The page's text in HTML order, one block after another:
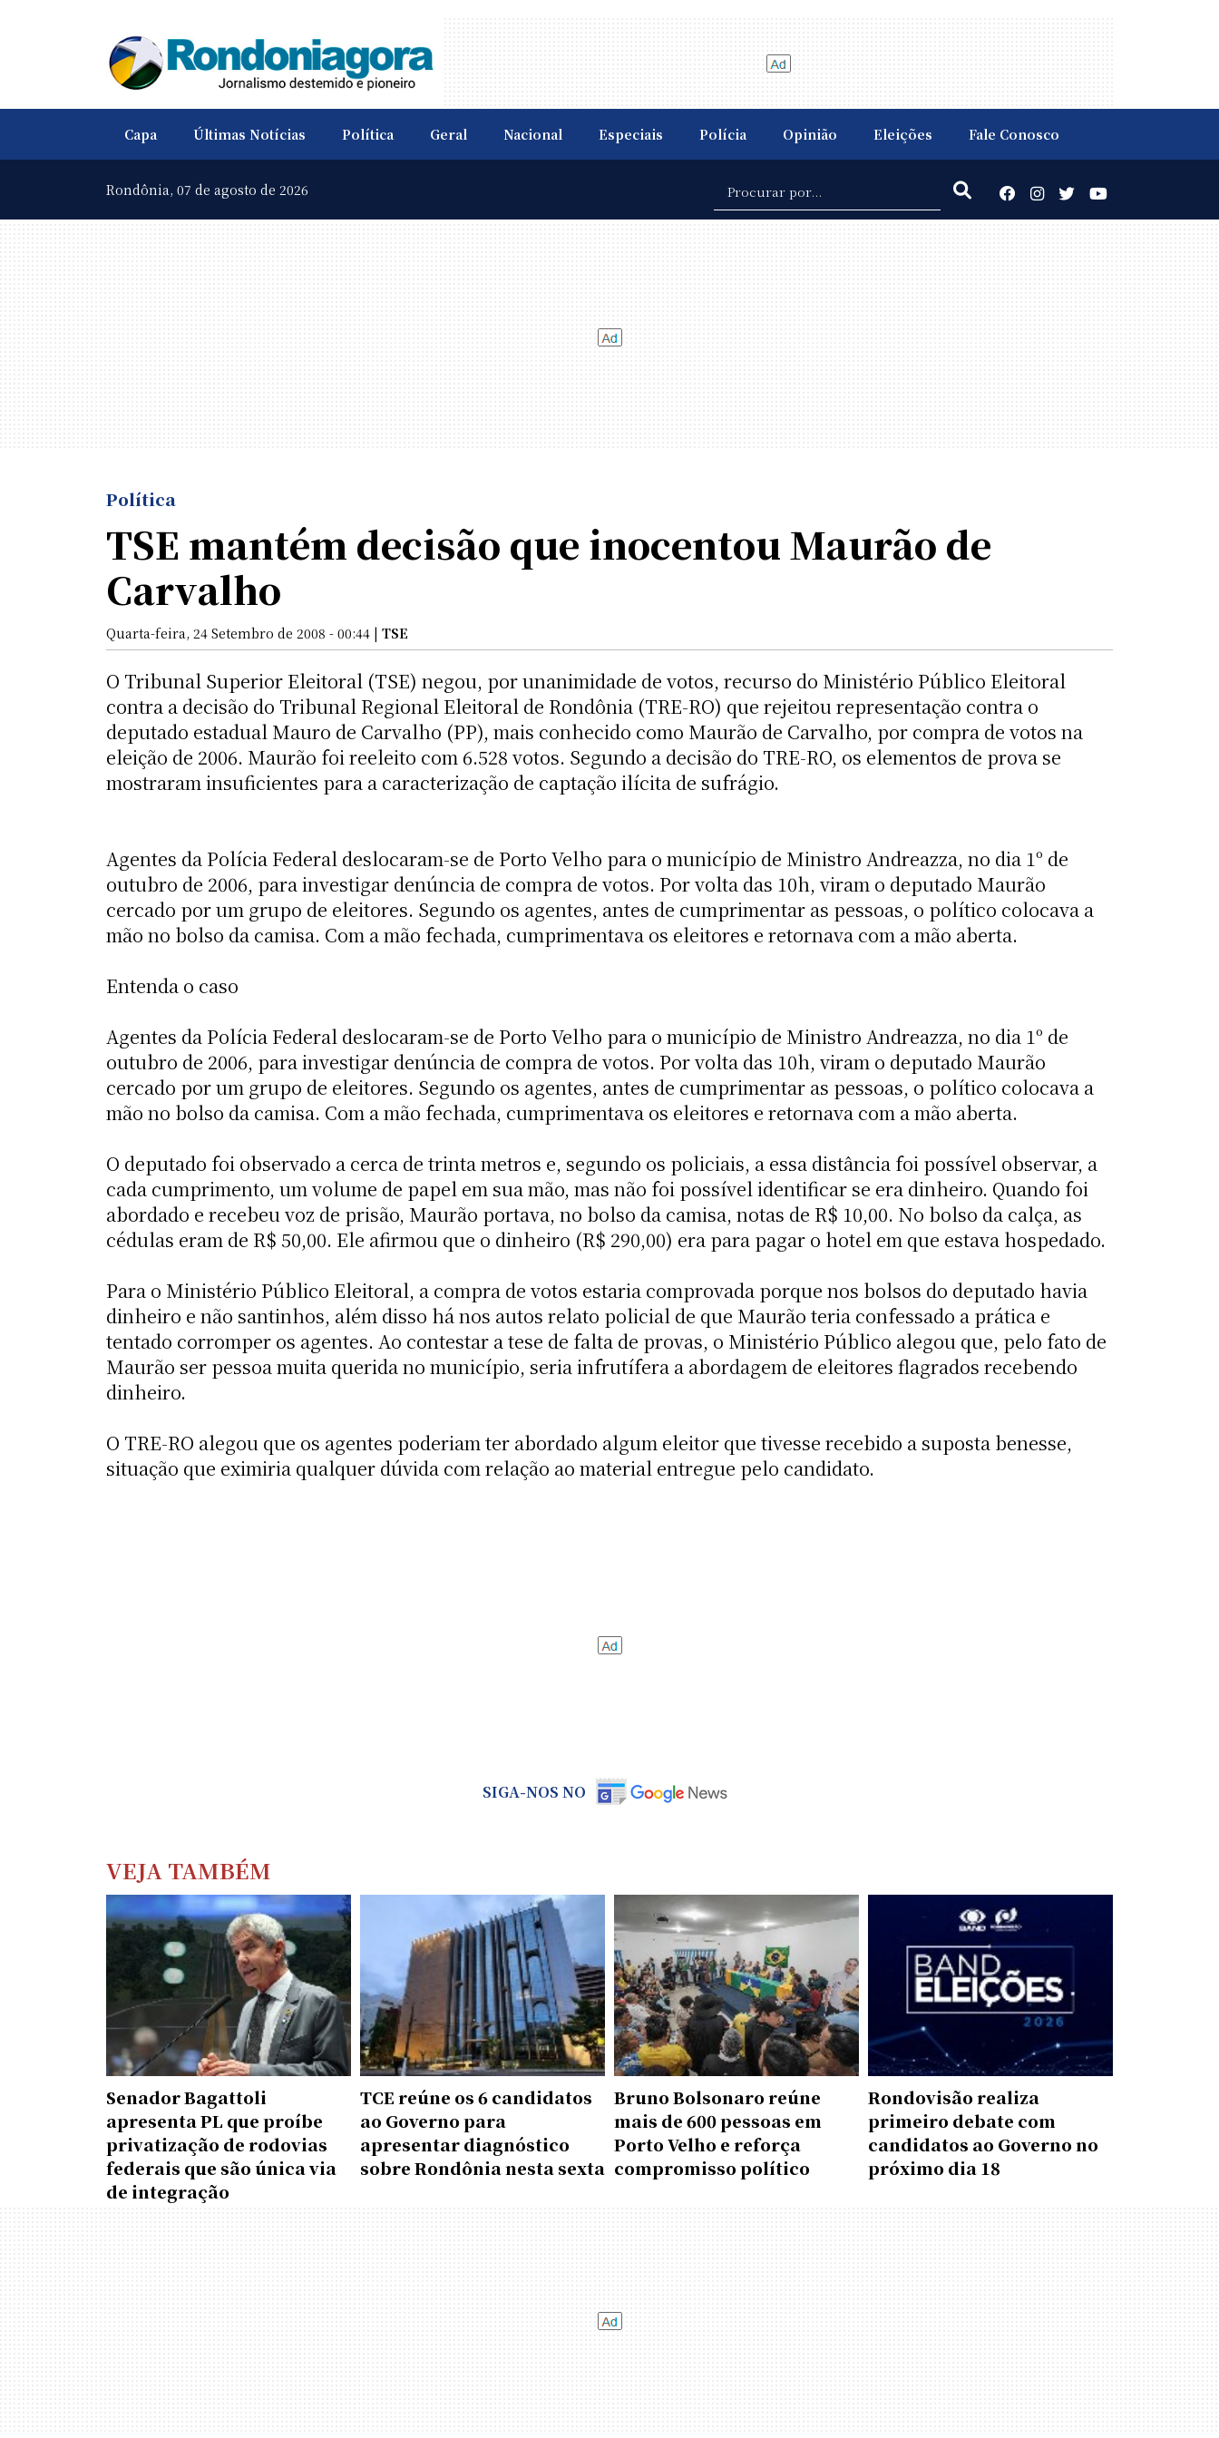
Capa Últimas Notícias Política Geral Nacional Especiais Polícia Opinião Eleições Fale Conosco
Rondônia, 07 de agosto de 2026
Política
TSE mantém decisão que inocentou Maurão de
Carvalho
Quarta-feira, 24 Setembro de 2008 - 00:44 | TSE
O Tribunal Superior Eleitoral (TSE) negou, por unanimidade de votos, recurso do Ministério Público Eleitoral
contra a decisão do Tribunal Regional Eleitoral de Rondônia (TRE-RO) que rejeitou representação contra o
deputado estadual Mauro de Carvalho (PP), mais conhecido como Maurão de Carvalho, por compra de votos na
eleição de 2006. Maurão foi reeleito com 6.528 votos. Segundo a decisão do TRE-RO, os elementos de prova se
mostraram insuficientes para a caracterização de captação ilícita de sufrágio.
Agentes da Polícia Federal deslocaram-se de Porto Velho para o município de Ministro Andreazza, no dia 1º de
outubro de 2006, para investigar denúncia de compra de votos. Por volta das 10h, viram o deputado Maurão
cercado por um grupo de eleitores. Segundo os agentes, antes de cumprimentar as pessoas, o político colocava a
mão no bolso da camisa. Com a mão fechada, cumprimentava os eleitores e retornava com a mão aberta.
Entenda o caso
Agentes da Polícia Federal deslocaram-se de Porto Velho para o município de Ministro Andreazza, no dia 1º de
outubro de 2006, para investigar denúncia de compra de votos. Por volta das 10h, viram o deputado Maurão
cercado por um grupo de eleitores. Segundo os agentes, antes de cumprimentar as pessoas, o político colocava a
mão no bolso da camisa. Com a mão fechada, cumprimentava os eleitores e retornava com a mão aberta.
O deputado foi observado a cerca de trinta metros e, segundo os policiais, a essa distância foi possível observar, a
cada cumprimento, um volume de papel em sua mão, mas não foi possível identificar se era dinheiro. Quando foi
abordado e recebeu voz de prisão, Maurão portava, no bolso da camisa, notas de R$ 10,00. No bolso da calça, as
cédulas eram de R$ 50,00. Ele afirmou que o dinheiro (R$ 290,00) era para pagar o hotel em que estava hospedado.
Para o Ministério Público Eleitoral, a compra de votos estaria comprovada porque nos bolsos do deputado havia
dinheiro e não santinhos, além disso há nos autos relato policial de que Maurão teria confessado a prática e
tentado corromper os agentes. Ao contestar a tese de falta de provas, o Ministério Público alegou que, pelo fato de
Maurão ser pessoa muita querida no município, seria infrutífera a abordagem de eleitores flagrados recebendo
dinheiro.
O TRE-RO alegou que os agentes poderiam ter abordado algum eleitor que tivesse recebido a suposta benesse,
situação que eximiria qualquer dúvida com relação ao material entregue pelo candidato.
SIGA-NOS NO
VEJA TAMBÉM
Senador Bagattoli
apresenta PL que proíbe
privatização de rodovias
federais que são única via
de integração
TCE reúne os 6 candidatos
ao Governo para
apresentar diagnóstico
sobre Rondônia nesta sexta
Bruno Bolsonaro reúne
mais de 600 pessoas em
Porto Velho e reforça
compromisso político
Rondovisão realiza
primeiro debate com
candidatos ao Governo no
próximo dia 18